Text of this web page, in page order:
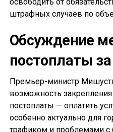
штрафных случаев по
Обсуждение
постоплаты
Премьер-министр
возможность
постоплаты — оплатить
особенно актуально для
трафиком и проблемами